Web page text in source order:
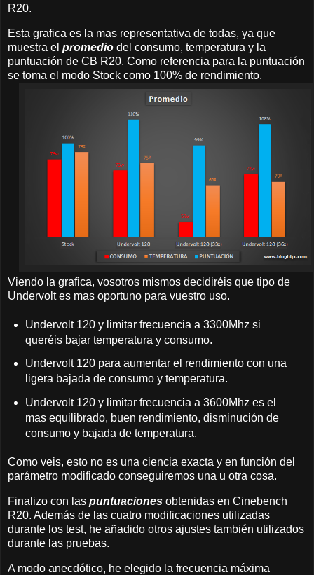
R20.
Esta grafica es la mas representativa de todas, ya que
muestra el promedio del consumo, temperatura y la
puntuación de CB R20. Como referencia para la puntuación
se toma el modo Stock como 100% de rendimiento.
Viendo la grafica, vosotros mismos decidiréis que tipo de
Undervolt es mas oportuno para vuestro uso.
Undervolt 120 y limitar frecuencia a 3300Mhz si
queréis bajar temperatura y consumo.
Undervolt 120 para aumentar el rendimiento con una
ligera bajada de consumo y temperatura.
Undervolt 120 y limitar frecuencia a 3600Mhz es el
mas equilibrado, buen rendimiento, disminución de
consumo y bajada de temperatura.
Como veis, esto no es una ciencia exacta y en función del
parámetro modificado conseguiremos una u otra cosa.
Finalizo con las puntuaciones obtenidas en Cinebench
R20. Además de las cuatro modificaciones utilizadas
durante los test, he añadido otros ajustes también utilizados
durante las pruebas.
A modo anecdótico, he elegido la frecuencia máxima